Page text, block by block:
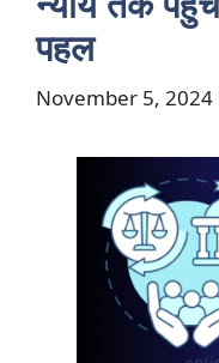
पहल
November 5, 2024